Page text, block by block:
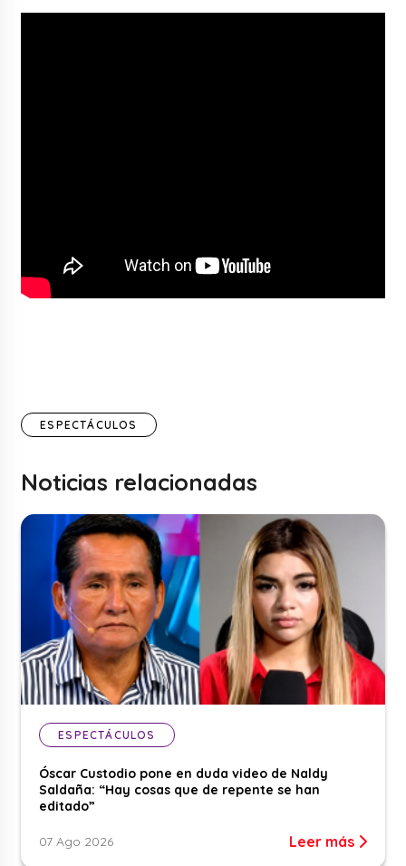
ESPECTÁCULOS
Noticias relacionadas
ESPECTÁCULOS
Óscar Custodio pone en duda video de Naldy
Saldaña: “Hay cosas que de repente se han
editado”
07 Ago 2026 Leer más